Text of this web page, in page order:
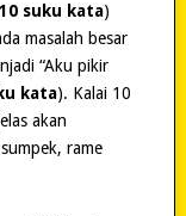
suku kata)
masalah besar
“Aku pikir
kata). Kalai 10
akan
rame